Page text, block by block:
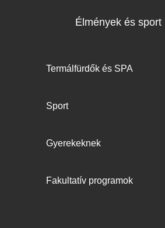
Élmények és sport
Termálfürdők és SPA
Sport
Gyerekeknek
Fakultatív programok